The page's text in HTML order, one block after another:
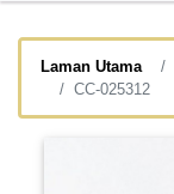
Laman Utama
CC-025312